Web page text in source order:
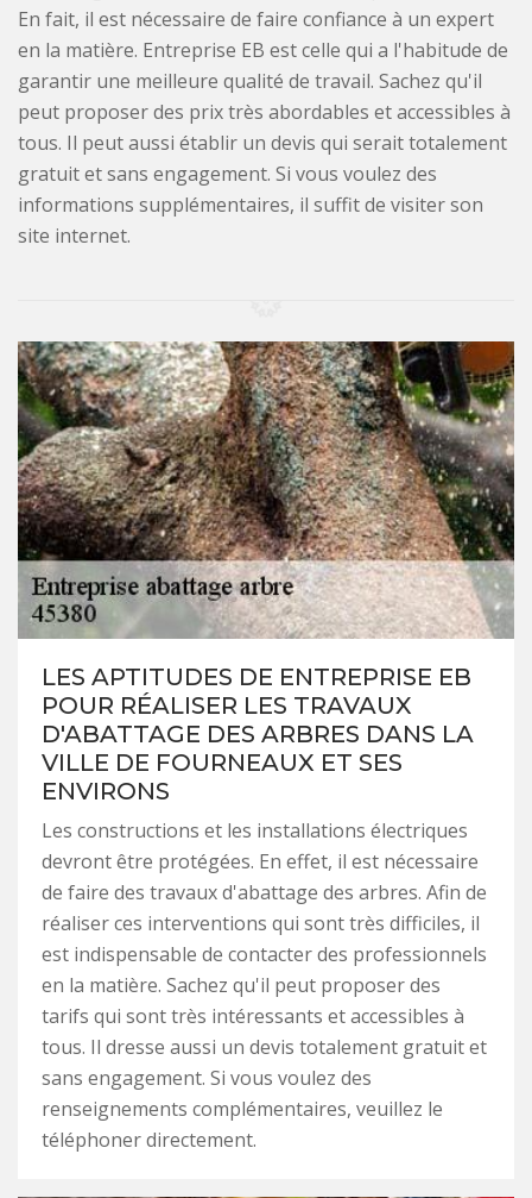
En fait, il est nécessaire de faire confiance à un expert
en la matière. Entreprise EB est celle qui a l'habitude de
garantir une meilleure qualité de travail. Sachez qu'il
peut proposer des prix très abordables et accessibles à
tous. Il peut aussi établir un devis qui serait totalement
gratuit et sans engagement. Si vous voulez des
informations supplémentaires, il suffit de visiter son
site internet.
LES APTITUDES DE ENTREPRISE EB
POUR RÉALISER LES TRAVAUX
D'ABATTAGE DES ARBRES DANS LA
VILLE DE FOURNEAUX ET SES
ENVIRONS
Les constructions et les installations électriques
devront être protégées. En effet, il est nécessaire
de faire des travaux d'abattage des arbres. Afin de
réaliser ces interventions qui sont très difficiles, il
est indispensable de contacter des professionnels
en la matière. Sachez qu'il peut proposer des
tarifs qui sont très intéressants et accessibles à
tous. Il dresse aussi un devis totalement gratuit et
sans engagement. Si vous voulez des
renseignements complémentaires, veuillez le
téléphoner directement.